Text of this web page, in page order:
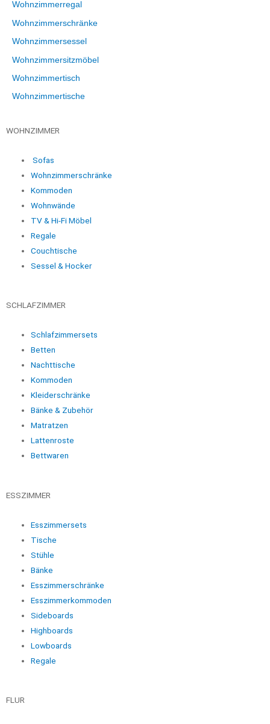
Wohnzimmerregal
Wohnzimmerschränke
Wohnzimmersessel
Wohnzimmersitzmöbel
Wohnzimmertisch
Wohnzimmertische
WOHNZIMMER
Sofas
Wohnzimmerschränke
Kommoden
Wohnwände
TV & Hi-Fi Möbel
Regale
Couchtische
Sessel & Hocker
SCHLAFZIMMER
Schlafzimmersets
Betten
Nachttische
Kommoden
Kleiderschränke
Bänke & Zubehör
Matratzen
Lattenroste
Bettwaren
ESSZIMMER
Esszimmersets
Tische
Stühle
Bänke
Esszimmerschränke
Esszimmerkommoden
Sideboards
Highboards
Lowboards
Regale
FLUR